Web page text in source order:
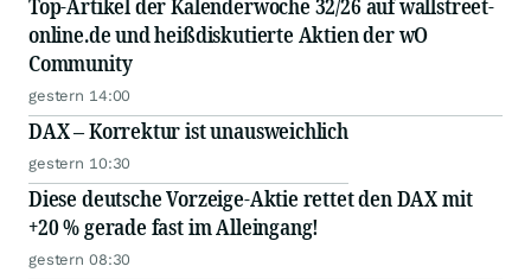
Top-Artikel der Kalenderwoche 32/26 auf wallstreet-
online.de und heißdiskutierte Aktien der wO
Community
gestern 14:00
DAX – Korrektur ist unausweichlich
gestern 10:30
Diese deutsche Vorzeige-Aktie rettet den DAX mit
+20 % gerade fast im Alleingang!
gestern 08:30